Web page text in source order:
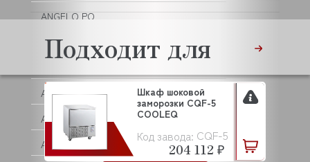
ANGELO PO
ANIMO
ANVIL
APACH
APS
Подходит для
Код завода: CQF-5
Шкаф шоковой
заморозки CQF-5
COOLEQ
204 112 ₽